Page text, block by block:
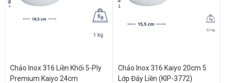
Chảo Inox 316 Liền Khối 5-Ply
Premium Kaiyo 24cm
Chảo Inox 316 Kaiyo 20cm 5
Lớp Đáy Liền (KIP-3772)